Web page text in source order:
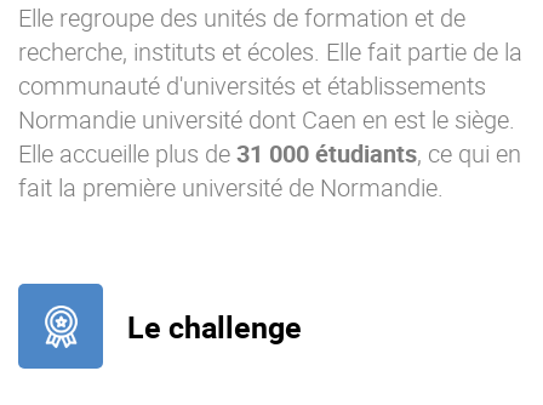
Elle regroupe des unités de formation et de
recherche, instituts et écoles. Elle fait partie de la
communauté d'universités et établissements
Normandie université dont Caen en est le siège.
Elle accueille plus de31 000 étudiants, ce qui en
fait la première université de Normandie.
Le challenge